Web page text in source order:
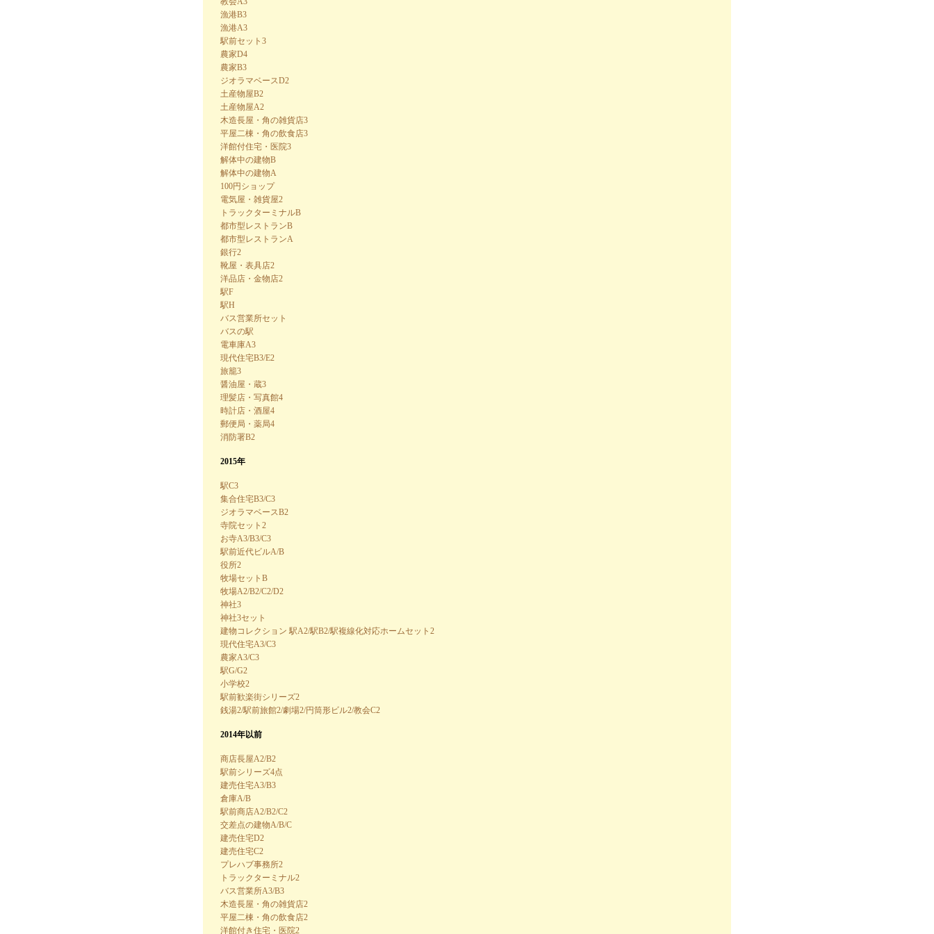
漁港B3
漁港A3
駅前セット3
農家D4
農家B3
ジオラマベースD2
土産物屋B2
土産物屋A2
木造長屋・角の雑貨店3
平屋二棟・角の飲食店3
洋館付住宅・医院3
解体中の建物B
解体中の建物A
100円ショップ
電気屋・雑貨屋2
トラックターミナルB
都市型レストランB
都市型レストランA
銀行2
靴屋・表具店2
洋品店・金物店2
駅F
駅H
バス営業所セット
バスの駅
電車庫A3
現代住宅B3/E2
旅籠3
醤油屋・蔵3
理髪店・写真館4
時計店・酒屋4
郵便局・薬局4
消防署B2
2015年
駅C3
集合住宅B3/C3
ジオラマベースB2
寺院セット2
お寺A3/B3/C3
駅前近代ビルA/B
役所2
牧場セットB
牧場A2/B2/C2/D2
神社3
神社3セット
建物コレクション 駅A2/駅B2/駅複線化対応ホームセット2
現代住宅A3/C3
農家A3/C3
駅G/G2
小学校2
駅前歓楽街シリーズ2
銭湯2/駅前旅館2/劇場2/円筒形ビル2/教会C2
2014年以前
商店長屋A2/B2
駅前シリーズ4点
建売住宅A3/B3
倉庫A/B
駅前商店A2/B2/C2
交差点の建物A/B/C
建売住宅D2
建売住宅C2
プレハブ事務所2
トラックターミナル2
バス営業所A3/B3
木造長屋・角の雑貨店2
平屋二棟・角の飲食店2
洋館付き住宅・医院2